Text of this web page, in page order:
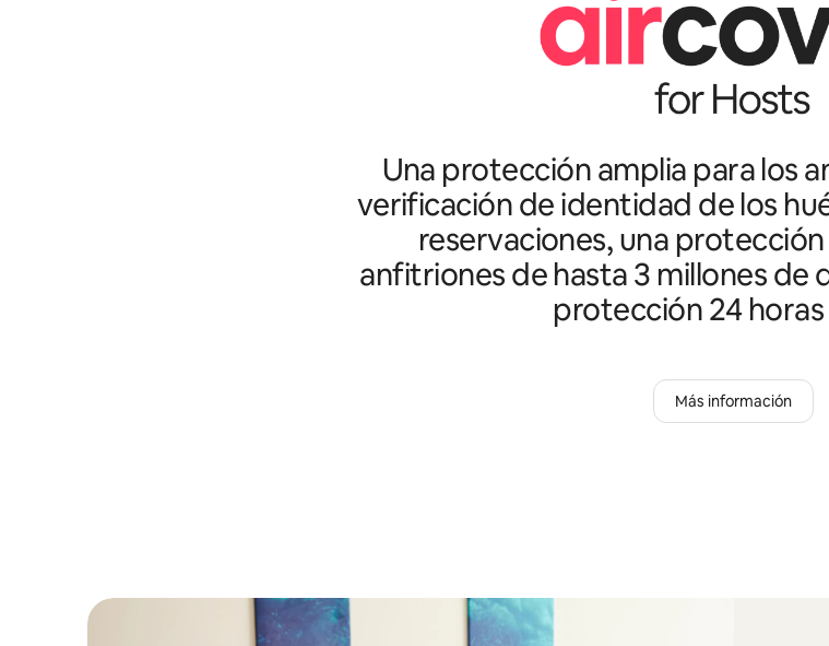
Una protección amplia para los
verificación de identidad de los
reservaciones, una
anfitriones de hasta 3 millones de
protección 24 horas
Más información